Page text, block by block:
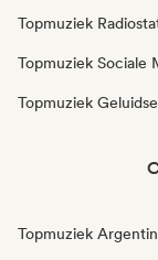
Topmuziek
Topmuziek Sociale
Topmuziek
Topmuziek